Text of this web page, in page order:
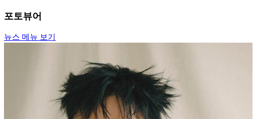
포토뷰어
뉴스 메뉴 보기